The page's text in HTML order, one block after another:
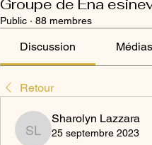
Groupe de Ena
Public · 88 membres
Discussion Médias
Retour
Sharolyn Lazzara
Sharolyn Lazzara
25 septembre 2023